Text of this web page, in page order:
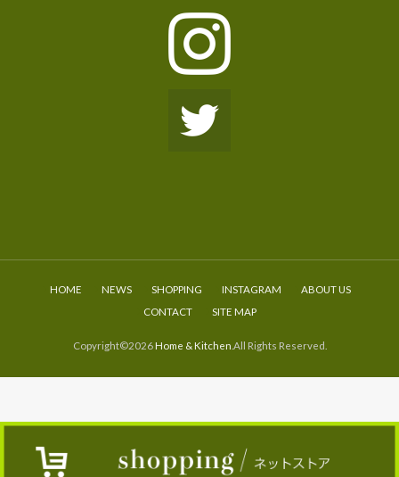
HOME NEWS SHOPPING INSTAGRAM
ABOUT US
CONTACT
SITE MAP
Copyright©2026Home & Kitchen .All Rights Reserved.